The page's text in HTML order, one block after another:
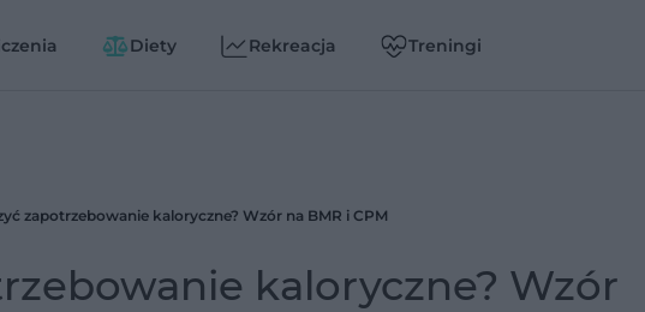
Diety Rekreacja Treningi
zapotrzebowanie kaloryczne? Wzór na BMR i CPM
kaloryczne? Wzór